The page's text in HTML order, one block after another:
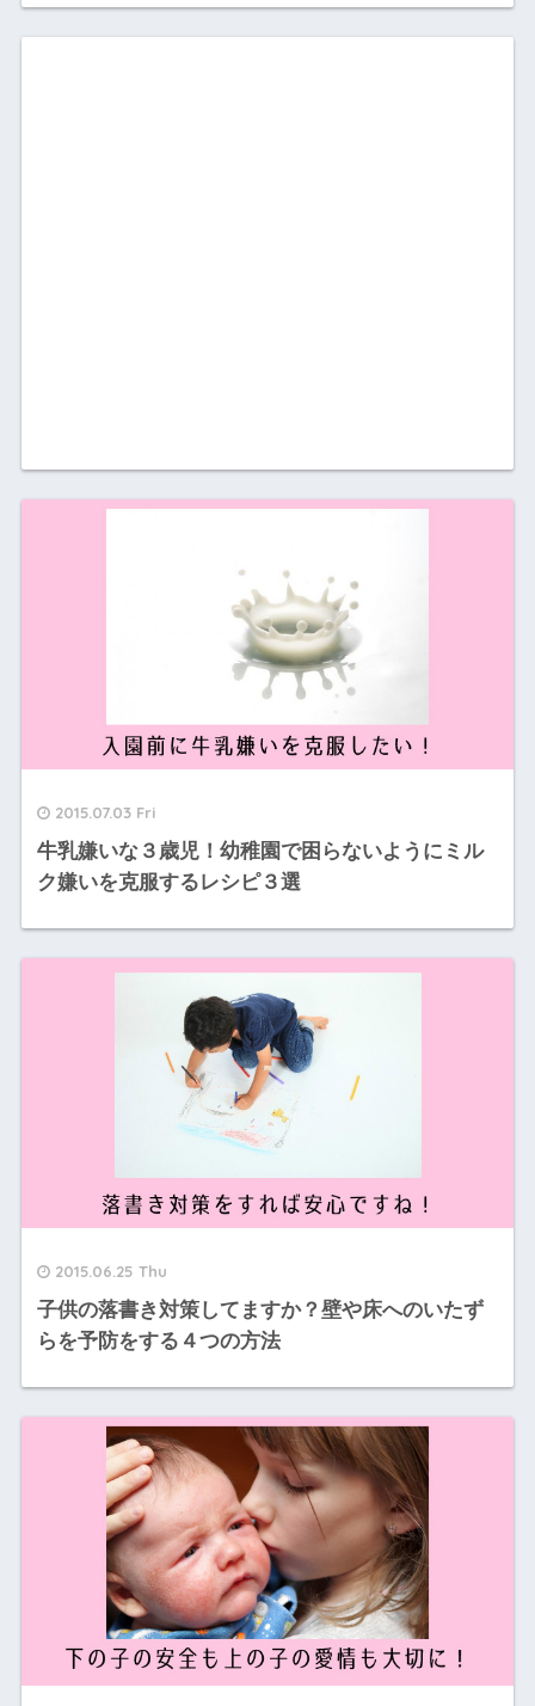
2015.07.03 Fri
牛乳嫌いな３歳児！幼稚園で困らないようにミル
ク嫌いを克服するレシピ３選
2015.06.25 Thu
子供の落書き対策してますか？壁や床へのいたず
らを予防をする４つの方法